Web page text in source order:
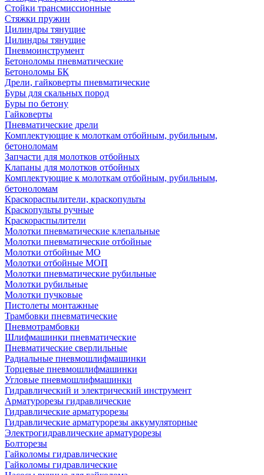
Стойки трансмиссионные
Стяжки пружин
Цилиндры тянущие
Цилиндры тянущие
Пневмоинструмент
Бетоноломы пневматические
Бетоноломы БК
Дрели, гайковерты пневматические
Буры для скальных пород
Буры по бетону
Гайковерты
Пневматические дрели
Комплектующие к молоткам отбойным, рубильным,
бетоноломам
Запчасти для молотков отбойных
Клапаны для молотков отбойных
Комплектующие к молоткам отбойным, рубильным,
бетоноломам
Краскораспылители, краскопульты
Краскопульты ручные
Краскораспылители
Молотки пневматические клепальные
Молотки пневматические отбойные
Молотки отбойные МО
Молотки отбойные МОП
Молотки пневматические рубильные
Молотки рубильные
Молотки пучковые
Пистолеты монтажные
Трамбовки пневматические
Пневмотрамбовки
Шлифмашинки пневматические
Пневматические сверлильные
Радиальные пневмошлифмашинки
Торцевые пневмошлифмашинки
Угловые пневмошлифмашинки
Гидравлический и электрический инструмент
Арматурорезы гидравлические
Гидравлические арматурорезы
Гидравлические арматурорезы аккумуляторные
Электрогидравлические арматурорезы
Болторезы
Гайколомы гидравлические
Гайколомы гидравлические